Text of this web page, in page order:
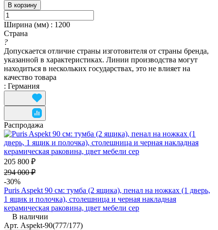
В корзину
Ширина (мм) : 1200
Страна
?
Допускается отличие страны изготовителя от страны бренда,
указанной в характеристиках. Линии производства могут
находиться в нескольких государствах, это не влияет на
качество товара
: Германия
Распродажа
205 800 ₽
294 000 ₽
-30%
Puris Aspekt 90 см: тумба (2 ящика), пенал на ножках (1 дверь,
1 ящик и полочка), столешница и черная накладная
керамическая раковина, цвет мебели сер
В наличии
Арт. Aspekt-90(777/177)